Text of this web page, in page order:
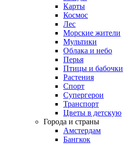
Карты
Космос
Лес
Морские жители
Мультики
Облака и небо
Перья
Птицы и бабочки
Растения
Спорт
Супергерои
Транспорт
Цветы в детскую
Города и страны
Амстердам
Бангкок